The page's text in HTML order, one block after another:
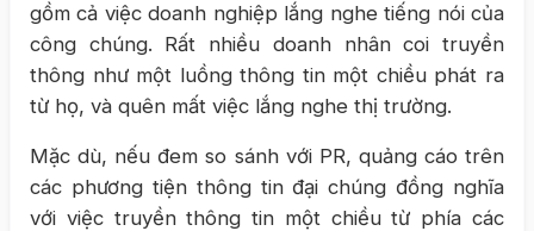
gồm cả việc doanh nghiệp lắng nghe tiếng nói của
công chúng. Rất nhiều doanh nhân coi truyền
thông như một luồng thông tin một chiều phát ra
từ họ, và quên mất việc lắng nghe thị trường.
Mặc dù, nếu đem so sánh với PR, quảng cáo trên
các phương tiện thông tin đại chúng đồng nghĩa
với việc truyền thông tin một chiều từ phía các